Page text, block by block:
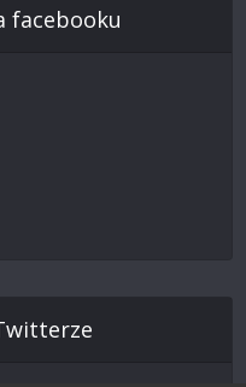
facebooku